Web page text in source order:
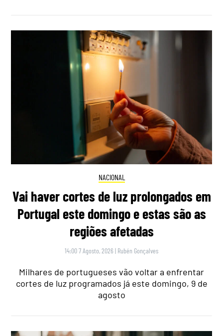
NACIONAL
Vai haver cortes de luz prolongados em
Portugal este domingo e estas são as
regiões afetadas
14:00 7 Agosto, 2026 | Rubén Gonçalves
Milhares de portugueses vão voltar a enfrentar
cortes de luz programados já este domingo, 9 de
agosto